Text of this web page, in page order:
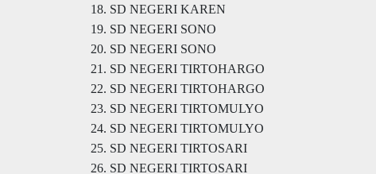
18. SD NEGERI KAREN
19. SD NEGERI SONO
20. SD NEGERI SONO
21. SD NEGERI TIRTOHARGO
22. SD NEGERI TIRTOHARGO
23. SD NEGERI TIRTOMULYO
24. SD NEGERI TIRTOMULYO
25. SD NEGERI TIRTOSARI
26. SD NEGERI TIRTOSARI